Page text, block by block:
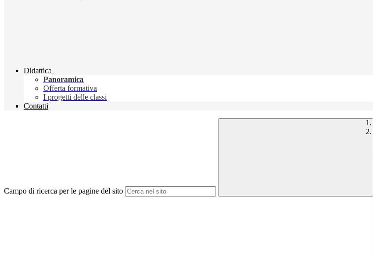
Didattica
Panoramica
Offerta formativa
I progetti delle classi
Contatti
Campo di ricerca per le pagine del sito